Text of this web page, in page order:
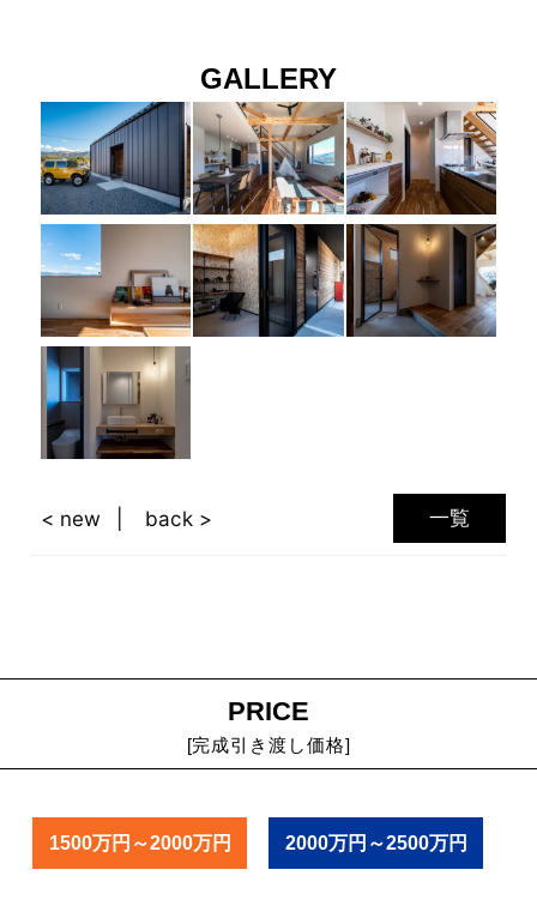
GALLERY
一覧
< new back >
PRICE
[完成引き渡し価格]
1500万円～2000万円 2000万円～2500万円